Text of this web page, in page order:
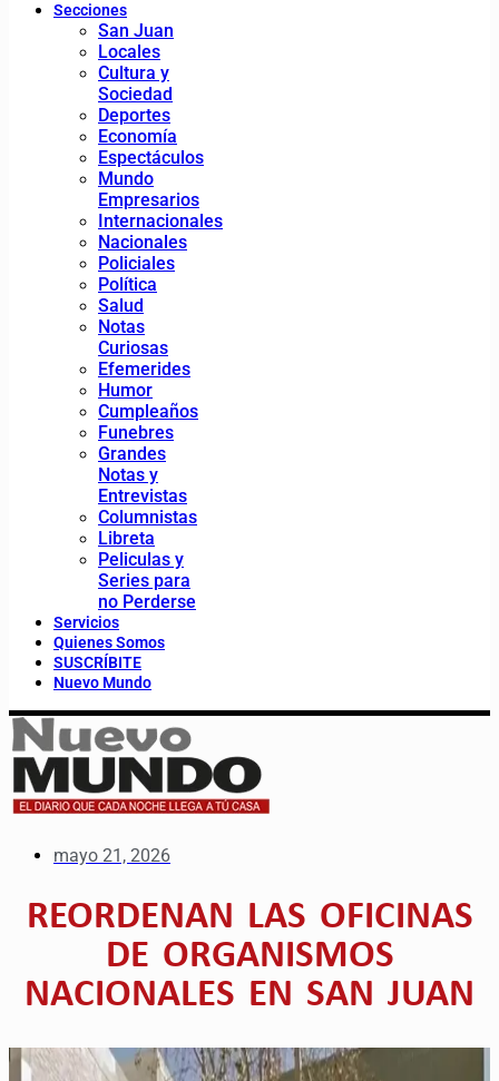
Secciones
San Juan
Locales
Cultura y
Sociedad
Deportes
Economía
Espectáculos
Mundo
Empresarios
Internacionales
Nacionales
Policiales
Política
Salud
Notas
Curiosas
Efemerides
Humor
Cumpleaños
Funebres
Grandes
Notas y
Entrevistas
Columnistas
Libreta
Peliculas y
Series para
no Perderse
Servicios
Quienes Somos
SUSCRÍBITE
Nuevo Mundo
mayo 21, 2026
REORDENAN LAS OFICINAS
DE ORGANISMOS
NACIONALES EN SAN JUAN